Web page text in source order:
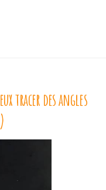
tracer des angles